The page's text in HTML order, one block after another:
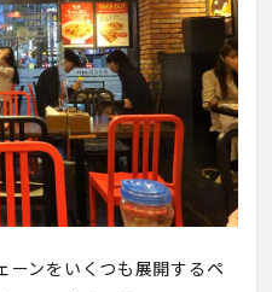
ーンをいくつも展開するペ